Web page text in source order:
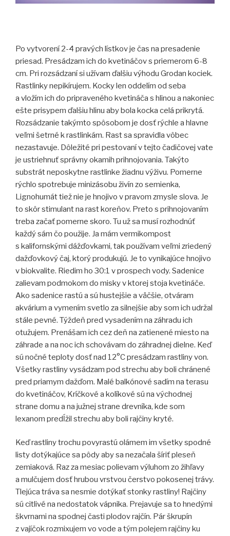
Po vytvorení 2-4 pravých lístkov je čas na presadenie
priesad. Presádzam ich do kvetináčov s priemerom 6-8
cm. Pri rozsádzaní si užívam ďalšiu výhodu Grodan kociek.
Rastlinky nepikírujem. Kocky len oddelím od seba
a vložím ich do pripraveného kvetináča s hlinou a nakoniec
ešte prisypem ďalšiu hlinu aby bola kocka celá prikrytá.
Rozsádzanie takýmto spôsobom je dosť rýchle a hlavne
veľmi šetrné k rastlinkám. Rast sa spravidla vôbec
nezastavuje. Dôležité pri pestovaní v tejto čadičovej vate
je ustriehnuť správny okamih prihnojovania. Takýto
substrát neposkytne rastlinke žiadnu výživu. Pomerne
rýchlo spotrebuje minizásobu živín zo semienka,
Lignohumát tiež nie je hnojivo v pravom zmysle slova. Je
to skôr stimulant na rast koreňov. Preto s prihnojovaním
treba začať pomerne skoro. Tu už sa musí rozhodnúť
každý sám čo použije. Ja mám vermikompost
s kalifornskými dážďovkami, tak používam veľmi zriedený
dažďovkový čaj, ktorý produkujú. Je to vynikajúce hnojivo
v biokvalite. Riedim ho 30:1 v prospech vody. Sadenice
zalievam podmokom do misky v ktorej stoja kvetináče.
Ako sadenice rastú a sú hustejšie a väčšie, otváram
akvárium a vymením svetlo za silnejšie aby som ich udržal
stále pevné. Týždeň pred vysadením na záhradu ich
otužujem. Prenášam ich cez deň na zatienené miesto na
záhrade a na noc ich schovávam do záhradnej dielne. Keď
sú nočné teploty dosť nad 12°C presádzam rastliny von.
Všetky rastliny vysádzam pod strechu aby boli chránené
pred priamym dažďom. Malé balkónové sadím na terasu
do kvetináčov, Kríčkové a kolíkové sú na východnej
strane domu a na južnej strane drevníka, kde som
lexanom predĺžil strechu aby boli rajčiny kryté.
Keď rastliny trochu povyrastú olámem im všetky spodné
listy dotýkajúce sa pôdy aby sa nezačala šíriť pleseň
zemiaková. Raz za mesiac polievam výluhom zo žihľavy
a mulčujem dosť hrubou vrstvou čerstvo pokosenej trávy.
Tlejúca tráva sa nesmie dotýkať stonky rastliny! Rajčiny
sú citlivé na nedostatok vápnika. Prejavuje sa to hnedými
škvrnami na spodnej časti plodov rajčín. Pár škrupín
z vajíčok rozmixujem vo vode a tým polejem rajčiny ku